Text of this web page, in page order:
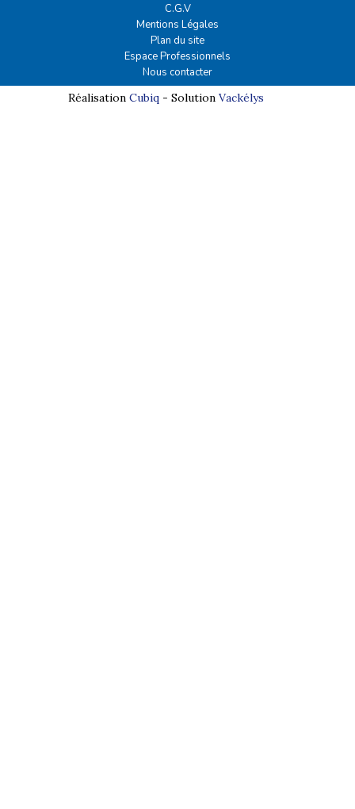
C.G.V
Mentions Légales
Plan du site
Espace Professionnels
Nous contacter
Réalisation Cubiq- Solution Vackélys